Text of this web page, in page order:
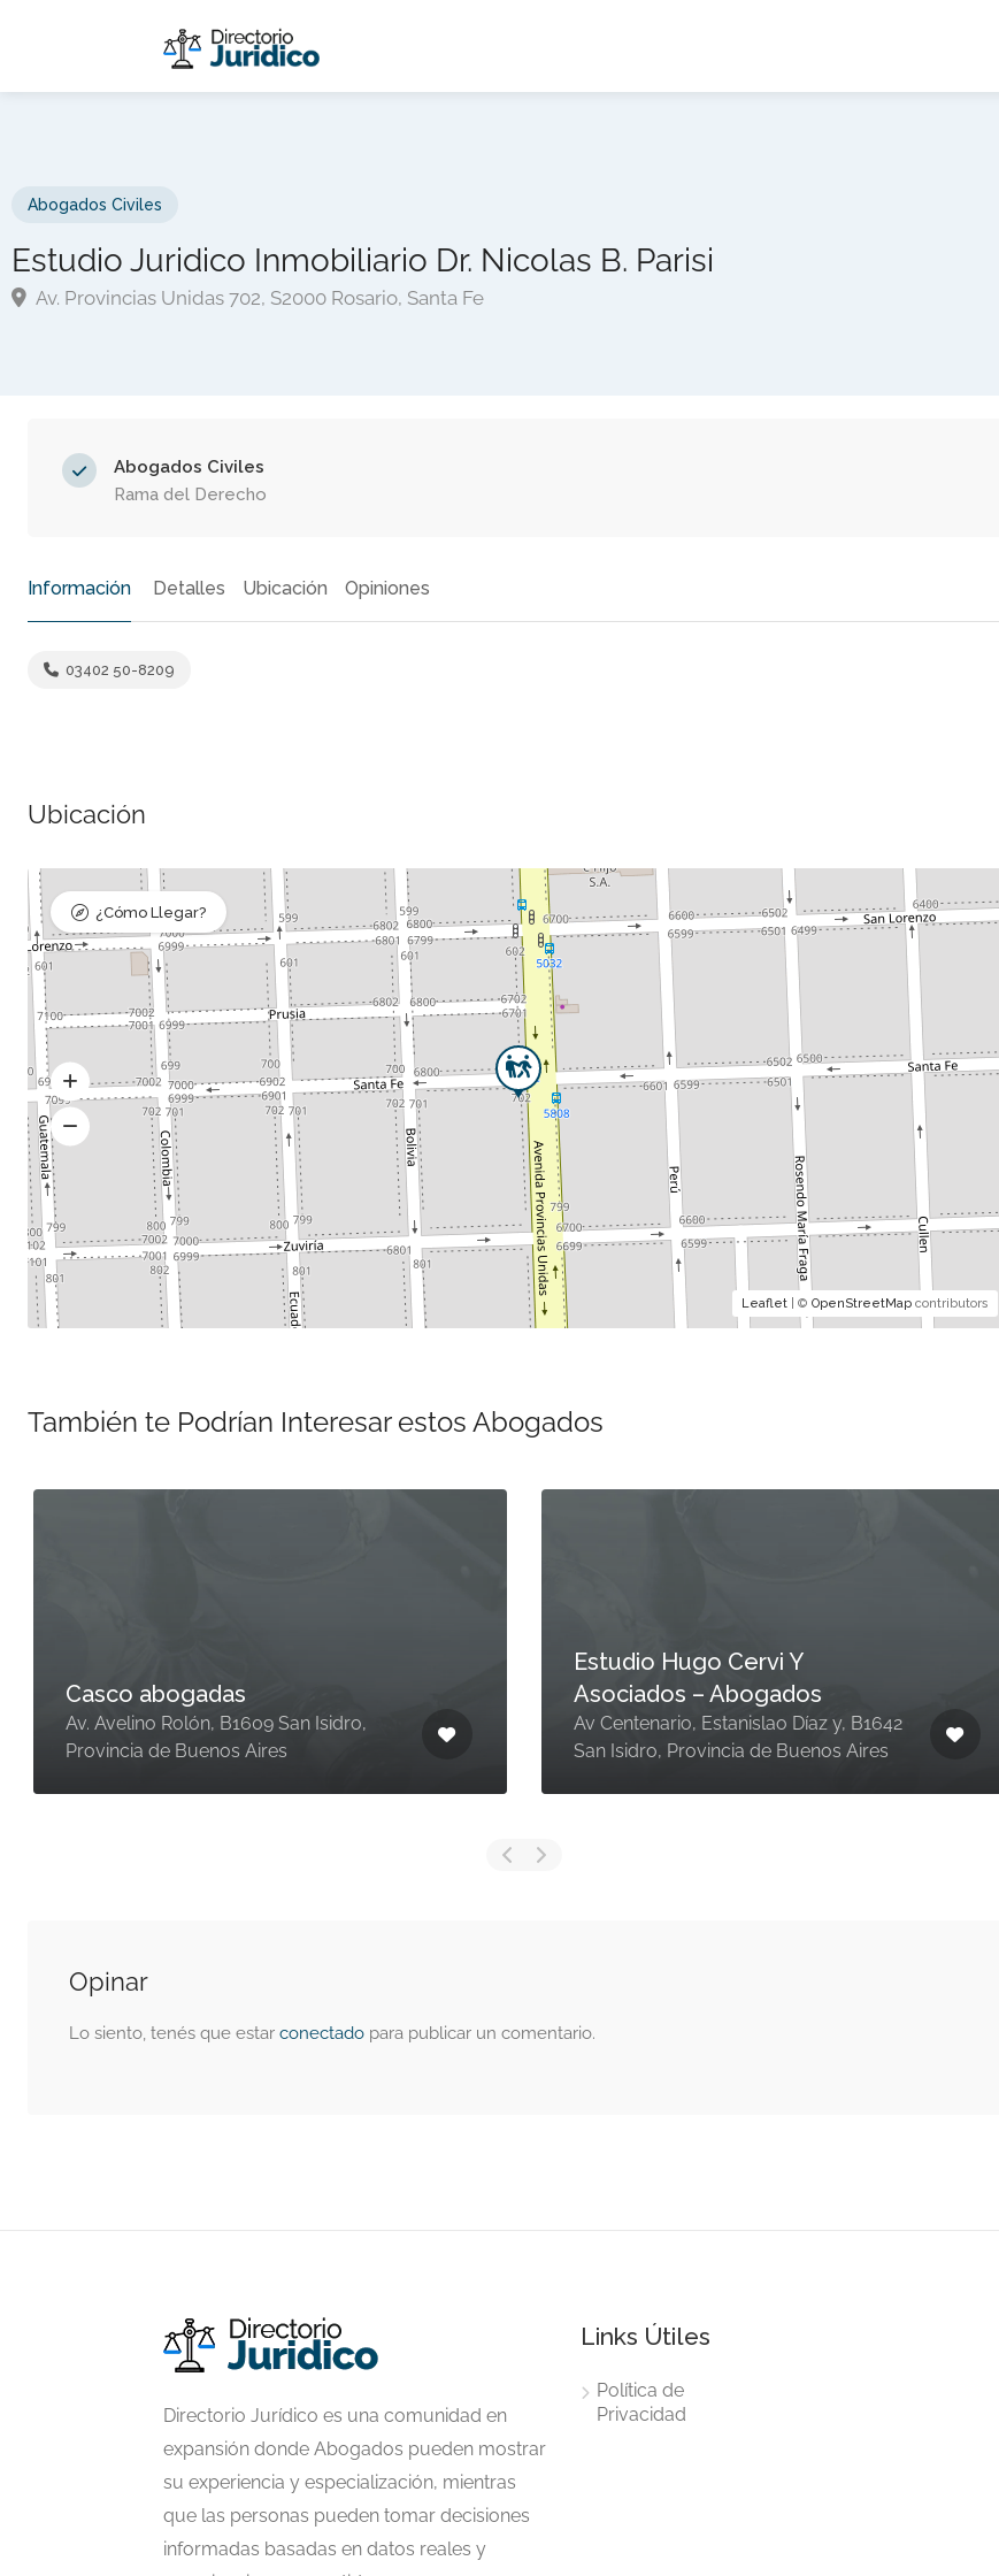
Abogados Civiles
Estudio Juridico Inmobiliario Dr. Nicolas B. Parisi
Av. Provincias Unidas 702, S2000 Rosario, Santa Fe
Abogados Civiles
Rama del Derecho
Información Detalles Ubicación Opiniones
03402 50-8209
Ubicación
Leaflet | ©OpenStreetMap contributors
¿Cómo Llegar?
También te Podrían Interesar estos Abogados
Casco abogadas
Av. Avelino Rolón, B1609 San Isidro,
Provincia de Buenos Aires
Estudio Hugo Cervi Y
Asociados – Abogados
Av Centenario, Estanislao Díaz y, B1642
San Isidro, Provincia de Buenos Aires
Opinar
Lo siento, tenés que estarconectado para publicar un comentario.
Directorio Jurídico es una comunidad en
expansión donde Abogados pueden mostrar
su experiencia y especialización, mientras
que las personas pueden tomar decisiones
informadas basadas en datos reales y
Links Útiles
Política de
Privacidad